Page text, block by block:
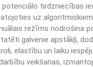
potenciālo tirdzniecības
uz
režīms nodrošina
galvenie apstākļi,
elastību un laiku
veikšanas,